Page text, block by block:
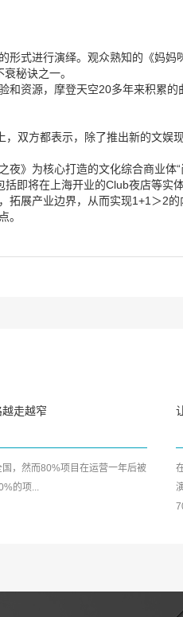
式进行演绎。观众熟知的《妈
秘诀之一。
资源，摩登天空20多年来积累
，双方都表示，除了推出新的文
》为核心打造的文化综合商业体
即将在上海开业的Club夜店等实体
展产业边界，从而实现1+1＞2
。
走越窄
，然而80%项目在运营一年后被
的项...